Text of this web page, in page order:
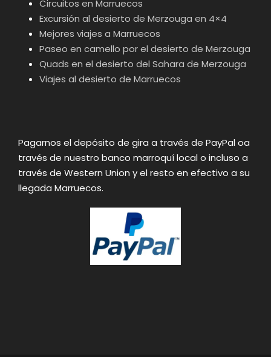
Circuitos en Marruecos
Excursión al desierto de Merzouga en 4×4
Mejores viajes a Marruecos
Paseo en camello por el desierto de Merzouga
Quads en el desierto del Sahara de Merzouga
Viajes al desierto de Marruecos
Pagarnos el depósito de gira a través de PayPal oa
través de nuestro banco marroquí local o incluso a
través de Western Union y el resto en efectivo a su
llegada Marruecos.